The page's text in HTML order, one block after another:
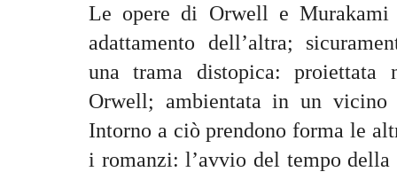
Le opere di Orwell e Murakami
adattamento dell’altra;
una trama distopica:
Orwell; ambientata in un vicino
Intorno a ciò prendono forma le
i romanzi: l’avvio del tempo